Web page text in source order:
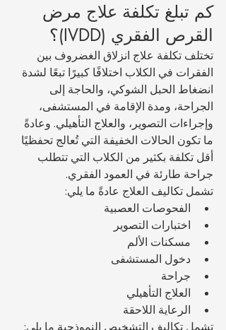
كم تبلغ تكلفة علاج مرض
القرص الفقري (IVDD)؟
تختلف تكلفة علاج انزلاق الغضروف بين
الفقرات في الكلاب اختلافًا كبيرًا تبعًا لشدة
انضغاط الحبل الشوكي، والحاجة إلى
الجراحة، ومدة الإقامة في المستشفى،
وإجراءات التصوير، والعلاج التأهيلي. وعادةً
ما تكون الحالات الخفيفة التي تُعالج تحفظيًا
أقل تكلفة بكثير من الكلاب التي تتطلب
جراحة طارئة في العمود الفقري.
تشمل تكاليف العلاج عادةً ما يلي:
الفحوصات العصبية
اختبارات التصوير
مسكنات الألم
دخول المستشفى
جراحة
العلاج التأهيلي
الرعاية اللاحقة
تشمل تكاليف التشخيص النموذجية ما يلي: